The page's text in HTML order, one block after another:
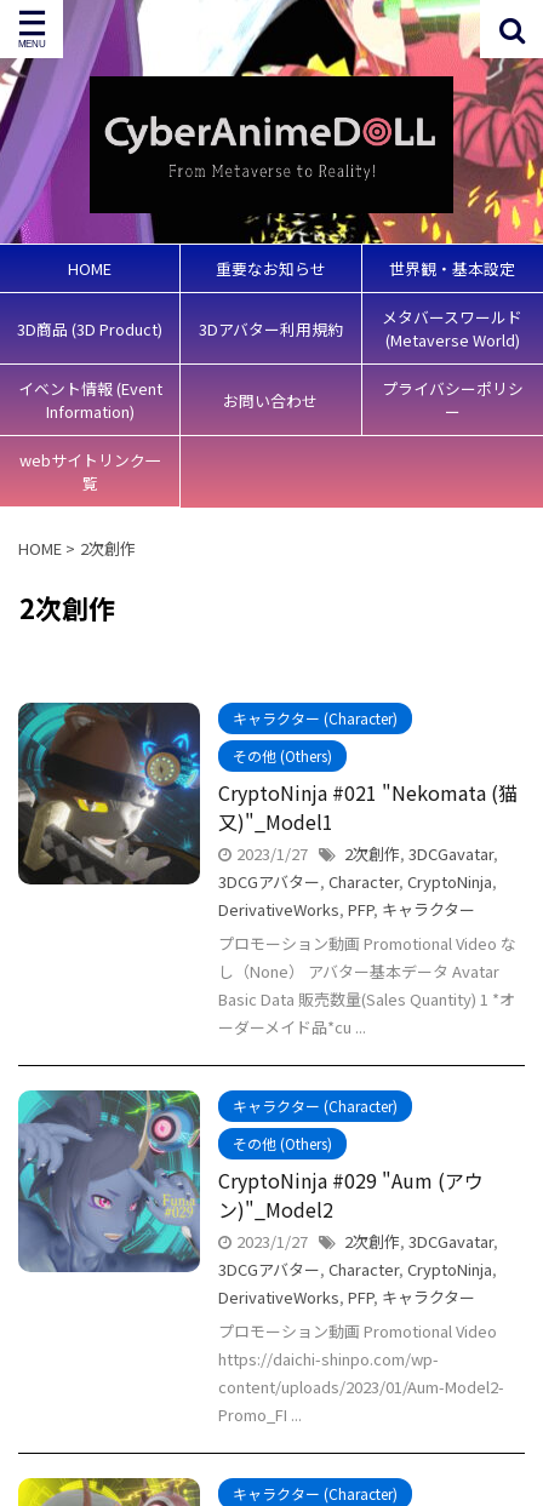
HOME 重要なお知らせ 世界観・基本設定
3D商品 (3D Product) 3Dアバター利用規約
メタバースワールド
(Metaverse World)
イベント情報 (Event
Information)
お問い合わせ
プライバシーポリシ
ー
webサイトリンク一
覧
HOME > 2次創作
2次創作
キャラクター (Character)
その他 (Others)
CryptoNinja #021 "Nekomata (猫
又)"_Model1
2023/1/27 2次創作, 3DCGavatar,
3DCGアバター, Character, CryptoNinja,
DerivativeWorks, PFP, キャラクター
プロモーション動画 Promotional Video な
し（None） アバター基本データ Avatar
Basic Data 販売数量(Sales Quantity) 1 *オ
ーダーメイド品*cu ...
キャラクター (Character)
その他 (Others)
CryptoNinja #029 "Aum (アウ
ン)"_Model2
2023/1/27 2次創作, 3DCGavatar,
3DCGアバター, Character, CryptoNinja,
DerivativeWorks, PFP, キャラクター
プロモーション動画 Promotional Video
https://daichi-shinpo.com/wp-
content/uploads/2023/01/Aum-Model2-
Promo_FI ...
キャラクター (Character)